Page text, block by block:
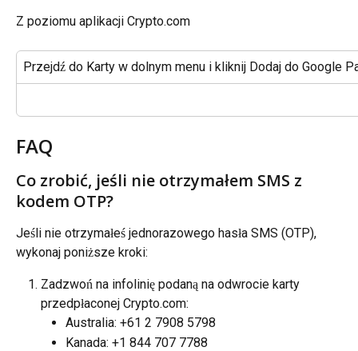
Z poziomu aplikacji Crypto.com
Przejdź do Karty w dolnym menu i kliknij Dodaj do Google
FAQ
Co zrobić, jeśli nie otrzymałem SMS z
kodem OTP?
Jeśli nie otrzymałeś jednorazowego hasła SMS (OTP),
wykonaj poniższe kroki:
Zadzwoń na infolinię podaną na odwrocie karty
przedpłaconej Crypto.com:
Australia: +61 2 7908 5798
Kanada: +1 844 707 7788